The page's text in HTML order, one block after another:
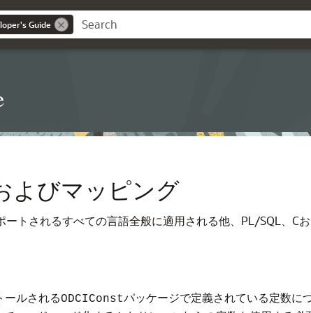
Guide
よびマッピング
トされるすべての言語全般に適用される他、PL/SQL、C
ールされるODCIConstパッケージで定義されている定数に